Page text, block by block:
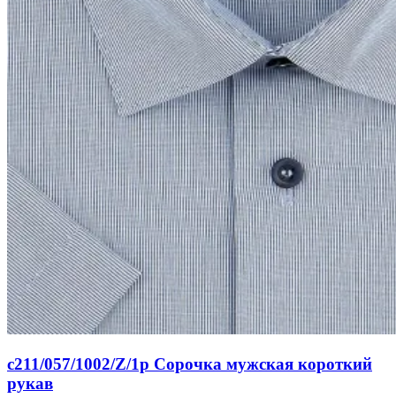
c211/057/1002/Z/1p Сорочка мужская короткий
рукав